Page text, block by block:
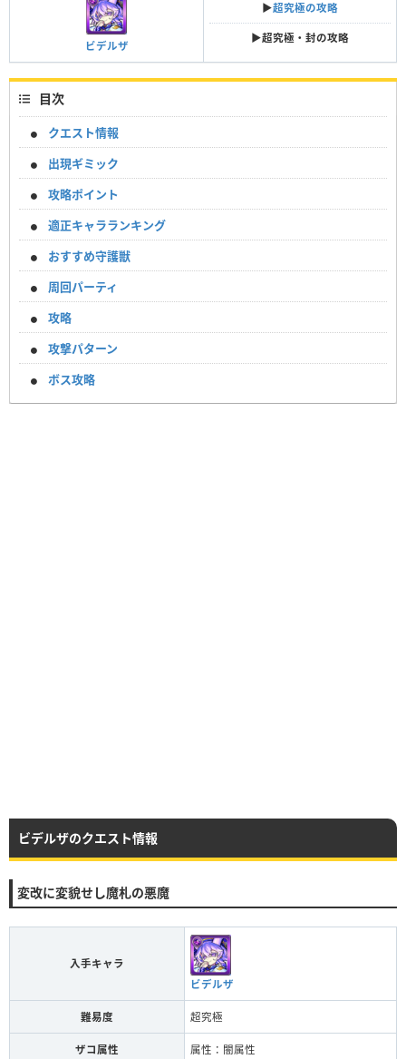
ビデルザ
▶︎超究極の攻略
▶︎超究極・封の攻略
目次
クエスト情報
出現ギミック
攻略ポイント
適正キャラランキング
おすすめ守護獣
周回パーティ
攻略
攻撃パターン
ボス攻略
ビデルザのクエスト情報
変改に変貌せし魔札の悪魔
入手キャラ
ビデルザ
難易度 超究極
ザコ属性
属性：闇属性